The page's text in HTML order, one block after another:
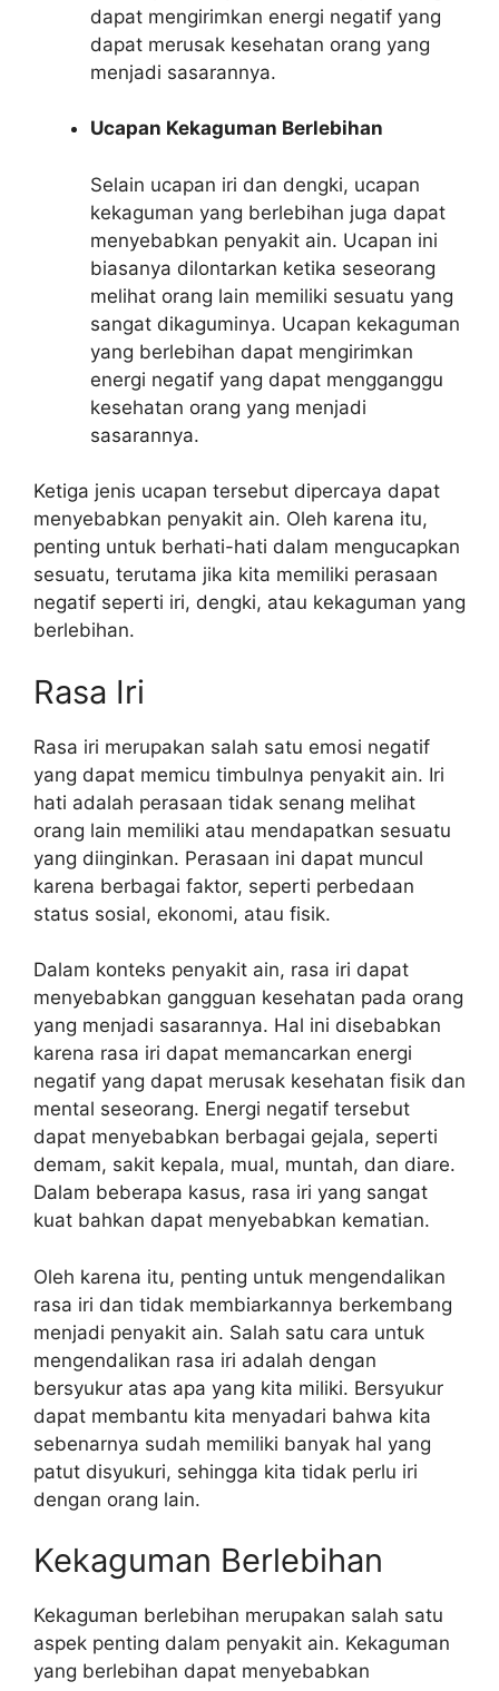
dapat mengirimkan energi negatif yang
dapat merusak kesehatan orang yang
menjadi sasarannya.
Ucapan Kekaguman Berlebihan
Selain ucapan iri dan dengki, ucapan
kekaguman yang berlebihan juga dapat
menyebabkan penyakit ain. Ucapan ini
biasanya dilontarkan ketika seseorang
melihat orang lain memiliki sesuatu yang
sangat dikaguminya. Ucapan kekaguman
yang berlebihan dapat mengirimkan
energi negatif yang dapat mengganggu
kesehatan orang yang menjadi
sasarannya.
Ketiga jenis ucapan tersebut dipercaya dapat
menyebabkan penyakit ain. Oleh karena itu,
penting untuk berhati-hati dalam mengucapkan
sesuatu, terutama jika kita memiliki perasaan
negatif seperti iri, dengki, atau kekaguman yang
berlebihan.
Rasa Iri
Rasa iri merupakan salah satu emosi negatif
yang dapat memicu timbulnya penyakit ain. Iri
hati adalah perasaan tidak senang melihat
orang lain memiliki atau mendapatkan sesuatu
yang diinginkan. Perasaan ini dapat muncul
karena berbagai faktor, seperti perbedaan
status sosial, ekonomi, atau fisik.
Dalam konteks penyakit ain, rasa iri dapat
menyebabkan gangguan kesehatan pada orang
yang menjadi sasarannya. Hal ini disebabkan
karena rasa iri dapat memancarkan energi
negatif yang dapat merusak kesehatan fisik dan
mental seseorang. Energi negatif tersebut
dapat menyebabkan berbagai gejala, seperti
demam, sakit kepala, mual, muntah, dan diare.
Dalam beberapa kasus, rasa iri yang sangat
kuat bahkan dapat menyebabkan kematian.
Oleh karena itu, penting untuk mengendalikan
rasa iri dan tidak membiarkannya berkembang
menjadi penyakit ain. Salah satu cara untuk
mengendalikan rasa iri adalah dengan
bersyukur atas apa yang kita miliki. Bersyukur
dapat membantu kita menyadari bahwa kita
sebenarnya sudah memiliki banyak hal yang
patut disyukuri, sehingga kita tidak perlu iri
dengan orang lain.
Kekaguman Berlebihan
Kekaguman berlebihan merupakan salah satu
aspek penting dalam penyakit ain. Kekaguman
yang berlebihan dapat menyebabkan